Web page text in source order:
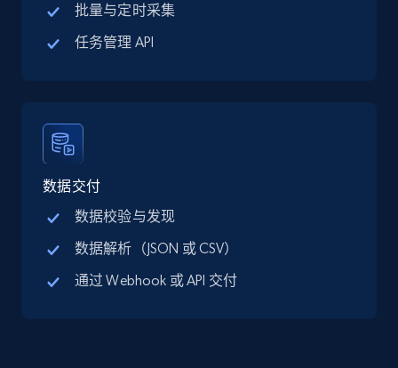
more.
Google Maps full information - Collect
Google Maps Businesses data by place id
Place id, URL, Country, Name, Category,
Address, Description, Business details, and
13.2K+ 1.7K+
批量与定时采集
任务管理 API
数据交付
数据校验与发现
数据解析（JSON 或 CSV）
通过 Webhook 或 API 交付